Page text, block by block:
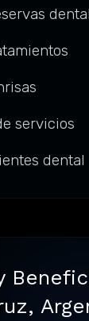
servicios
dental